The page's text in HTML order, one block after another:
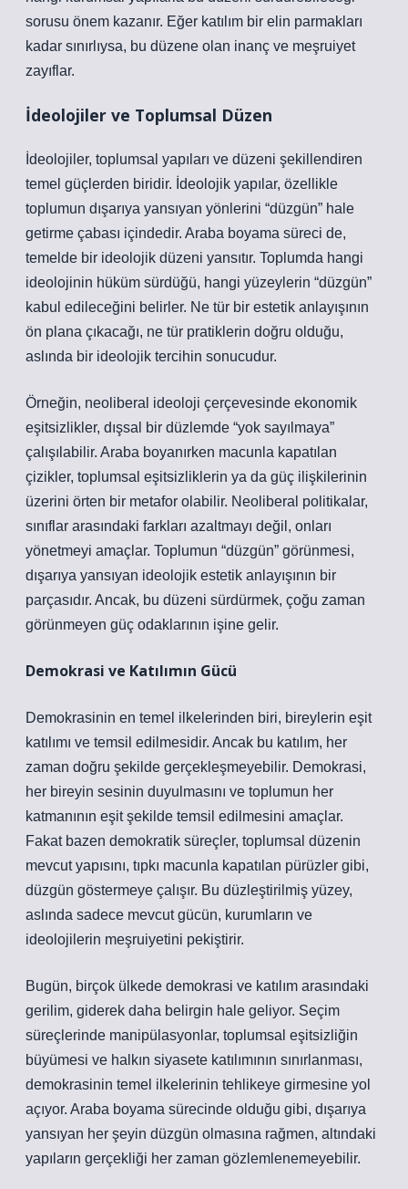
sorusu önem kazanır. Eğer katılım bir elin parmakları
kadar sınırlıysa, bu düzene olan inanç ve meşruiyet
zayıflar.
İdeolojiler ve Toplumsal Düzen
İdeolojiler, toplumsal yapıları ve düzeni şekillendiren
temel güçlerden biridir. İdeolojik yapılar, özellikle
toplumun dışarıya yansıyan yönlerini “düzgün” hale
getirme çabası içindedir. Araba boyama süreci de,
temelde bir ideolojik düzeni yansıtır. Toplumda hangi
ideolojinin hüküm sürdüğü, hangi yüzeylerin “düzgün”
kabul edileceğini belirler. Ne tür bir estetik anlayışının
ön plana çıkacağı, ne tür pratiklerin doğru olduğu,
aslında bir ideolojik tercihin sonucudur.
Örneğin, neoliberal ideoloji çerçevesinde ekonomik
eşitsizlikler, dışsal bir düzlemde “yok sayılmaya”
çalışılabilir. Araba boyanırken macunla kapatılan
çizikler, toplumsal eşitsizliklerin ya da güç ilişkilerinin
üzerini örten bir metafor olabilir. Neoliberal politikalar,
sınıflar arasındaki farkları azaltmayı değil, onları
yönetmeyi amaçlar. Toplumun “düzgün” görünmesi,
dışarıya yansıyan ideolojik estetik anlayışının bir
parçasıdır. Ancak, bu düzeni sürdürmek, çoğu zaman
görünmeyen güç odaklarının işine gelir.
Demokrasi ve Katılımın Gücü
Demokrasinin en temel ilkelerinden biri, bireylerin eşit
katılımı ve temsil edilmesidir. Ancak bu katılım, her
zaman doğru şekilde gerçekleşmeyebilir. Demokrasi,
her bireyin sesinin duyulmasını ve toplumun her
katmanının eşit şekilde temsil edilmesini amaçlar.
Fakat bazen demokratik süreçler, toplumsal düzenin
mevcut yapısını, tıpkı macunla kapatılan pürüzler gibi,
düzgün göstermeye çalışır. Bu düzleştirilmiş yüzey,
aslında sadece mevcut gücün, kurumların ve
ideolojilerin meşruiyetini pekiştirir.
Bugün, birçok ülkede demokrasi ve katılım arasındaki
gerilim, giderek daha belirgin hale geliyor. Seçim
süreçlerinde manipülasyonlar, toplumsal eşitsizliğin
büyümesi ve halkın siyasete katılımının sınırlanması,
demokrasinin temel ilkelerinin tehlikeye girmesine yol
açıyor. Araba boyama sürecinde olduğu gibi, dışarıya
yansıyan her şeyin düzgün olmasına rağmen, altındaki
yapıların gerçekliği her zaman gözlemlenemeyebilir.